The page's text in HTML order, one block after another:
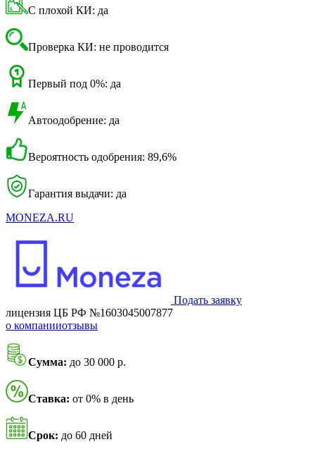
С плохой КИ: да
Проверка КИ: не проводится
Первый под 0%: да
Автоодобрение: да
Вероятность одобрения: 89,6%
Гарантия выдачи: да
MONEZA.RU
Подать заявку
лицензия ЦБ РФ №1603045007877
о компанииотзывы
Сумма: до 30 000 р.
Ставка: от 0% в день
Срок: до 60 дней